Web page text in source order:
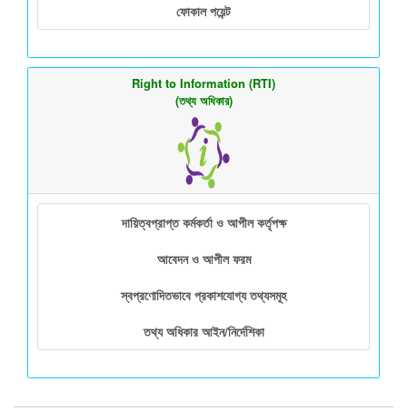
ফোকাল পয়েন্ট
Right to Information (RTI)
(তথ্য অধিকার)
দায়িত্বপ্রাপ্ত কর্মকর্তা ও আপীল কর্তৃপক্ষ
আবেদন ও আপীল ফরম
স্বপ্রণোদিতভাবে প্রকাশযোগ্য তথ্যসমূহ
তথ্য অধিকার আইন/নির্দেশিকা